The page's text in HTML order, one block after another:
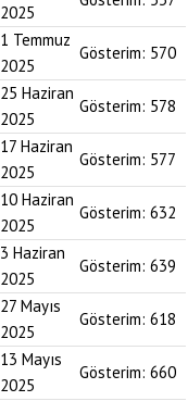
2025
1 Temmuz
2025
Gösterim: 570
25 Haziran
2025
Gösterim: 578
17 Haziran
2025
Gösterim: 577
10 Haziran
2025
Gösterim: 632
3 Haziran
2025
Gösterim: 639
27 Mayıs
2025
Gösterim: 618
13 Mayıs
2025
Gösterim: 660